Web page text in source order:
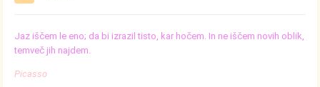
Jaz iščem le eno; da bi izrazil tisto, kar hočem. In ne iščem novih oblik,
temveč jih najdem.
Picasso